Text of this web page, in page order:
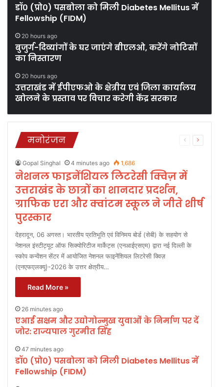
डॉ० (प्रो०) पसबोला को मिली Diabetes Mellitus में
Fellowship (FIDM)
20 hours ago
बुजुर्ग-दिव्यांगों के घर जाएंगे बीएलओ, करेंगे नोटिसों
का निस्तारण
20 hours ago
उत्तराखंड में ईपीएफओ के क्षेत्रीय एवं जिला कार्यालय
खोलने के प्रस्ताव पर विचार करेगी केंद्र सरकार
मनोरंजन
Previous
Gopal Singhal
4 minutes ago 1,686
नेशनल फाइनेंशियल लिटरेसी क्विज़ में
उत्तराखंड के छात्रों का शानदार प्रदर्शन,
ग्राफिक एरा और क्वांटम स्कूल ने जीते शीर्ष
पुरस्कार
देहरादून, 06 अगस्त। भारतीय प्रतिभूति एवं विनिमय बोर्ड (सेबी) के सहयोग से
नेशनल इंस्टीट्यूट ऑफ सिक्योरिटीज मार्केट्स (एनआईएसएम) द्वारा नई दिल्ली के
स्कोप कन्वेंशन सेंटर में आयोजित नेशनल फाइनेंशियल लिटरेसी क्विज़
(एनएफएलक्यू)-2026 के उत्तर क्षेत्रीय…
Read More »
26 minutes ago
एआई सक्षम और उद्योगोन्मुख युवाओं के निर्माण पर दें
जोर: राज्यपाल गुरमीत सिंह
47 minutes ago
डॉ० (प्रो०) पसबोला को मिली Diabetes Mellitus में
Fellowship (FIDM)